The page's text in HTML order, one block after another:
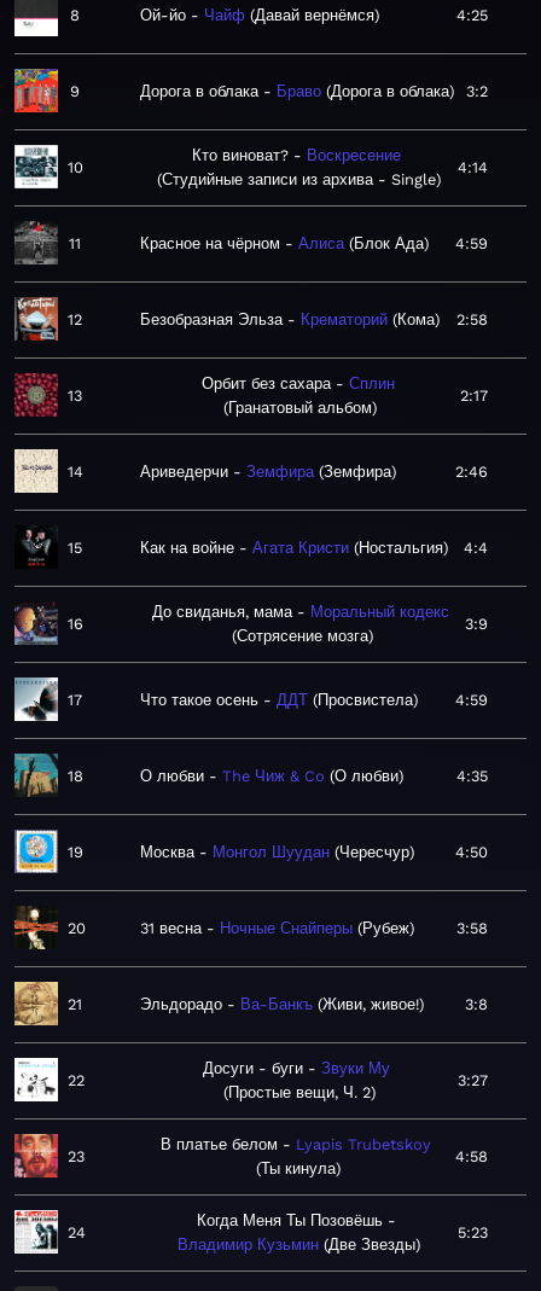
8 Ой-йо Чайф Давай вернёмся 4:25
9 Дорога в облака Браво Дорога в облака 3:2
10
Кто виноват?
Воскресение
Студийные записи из архива - Single
4:14
11 Красное на чёрном Алиса Блок Ада 4:59
12 Безобразная Эльза Крематорий Кома 2:58
13
Орбит без сахара
Сплин
Гранатовый альбом
2:17
14 Ариведерчи Земфира Земфира 2:46
15 Как на войне Агата Кристи Ностальгия 4:4
16
До свиданья, мама
Моральный кодекс
Сотрясение мозга
3:9
17 Что такое осень ДДТ Просвистела 4:59
18 О любви The Чиж & Co О любви 4:35
19 Москва Монгол Шуудан Чересчур 4:50
20 31 весна Ночные Снайперы Рубеж 3:58
21 Эльдорадо Ва-Банкъ Живи, живое! 3:8
22
Досуги - буги
Звуки Му
Простые вещи, Ч. 2
3:27
23
В платье белом
Lyapis Trubetskoy
Ты кинула
4:58
24
Когда Меня Ты Позовёшь
Владимир Кузьмин Две Звезды
5:23